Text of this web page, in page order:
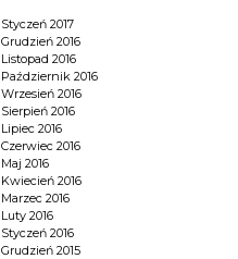
Styczeń 2017
Grudzień 2016
Listopad 2016
Październik 2016
Wrzesień 2016
Sierpień 2016
Lipiec 2016
Czerwiec 2016
Maj 2016
Kwiecień 2016
Marzec 2016
Luty 2016
Styczeń 2016
Grudzień 2015